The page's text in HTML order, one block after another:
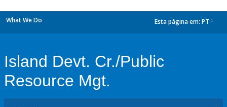
What We Do Esta página em: PT
Island Devt. Cr./Public
Resource Mgt.